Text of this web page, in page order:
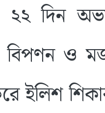
২২ দিন
ও
ইলিশ